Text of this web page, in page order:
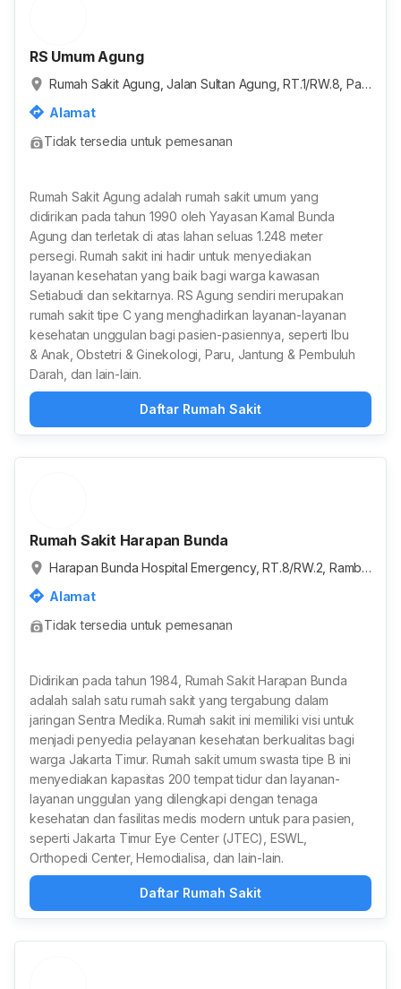
RS Umum Agung
Rumah Sakit Agung, Jalan Sultan Agung, RT.1/RW.8, Pas
Alamat
Tidak tersedia untuk pemesanan
Rumah Sakit Agung adalah rumah sakit umum yang
didirikan pada tahun 1990 oleh Yayasan Kamal Bunda
Agung dan terletak di atas lahan seluas 1.248 meter
persegi. Rumah sakit ini hadir untuk menyediakan
layanan kesehatan yang baik bagi warga kawasan
Setiabudi dan sekitarnya. RS Agung sendiri merupakan
rumah sakit tipe C yang menghadirkan layanan-layanan
kesehatan unggulan bagi pasien-pasiennya, seperti Ibu
& Anak, Obstetri & Ginekologi, Paru, Jantung & Pembuluh
Darah, dan lain-lain.
Daftar Rumah Sakit
Rumah Sakit Harapan Bunda
Harapan Bunda Hospital Emergency, RT.8/RW.2, Rambu
Alamat
Tidak tersedia untuk pemesanan
Didirikan pada tahun 1984, Rumah Sakit Harapan Bunda
adalah salah satu rumah sakit yang tergabung dalam
jaringan Sentra Medika. Rumah sakit ini memiliki visi untuk
menjadi penyedia pelayanan kesehatan berkualitas bagi
warga Jakarta Timur. Rumah sakit umum swasta tipe B ini
menyediakan kapasitas 200 tempat tidur dan layanan-
layanan unggulan yang dilengkapi dengan tenaga
kesehatan dan fasilitas medis modern untuk para pasien,
seperti Jakarta Timur Eye Center (JTEC), ESWL,
Orthopedi Center, Hemodialisa, dan lain-lain.
Daftar Rumah Sakit